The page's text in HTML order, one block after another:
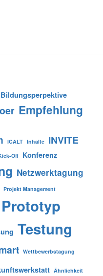
Bildungsperpektive
Empfehlung
ICALT Inhalte INVITE
Off
Konferenz
Netzwerktagung
Projekt Management
Prototyp
Testung
Wettbewerbstagung
Ähnlichkeit